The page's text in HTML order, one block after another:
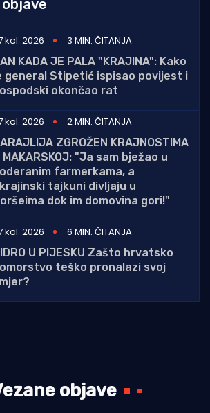
kol. 2026
3 MIN. ČITANJA
KADA JE PALA "KRAJINA": Kako
general Stipetić ispisao povijest i
okončao rat
kol. 2026
2 MIN. ČITANJA
ZGROŽEN KRAJNOSTIMA
MAKARSKOJ: "Ja sam bježao u
farmerkama, a
tajkuni divljaju u
dok im domovina gori!"
kol. 2026
6 MIN. ČITANJA
U PIJESKU Zašto hrvatsko
teško pronalazi svoj
objave